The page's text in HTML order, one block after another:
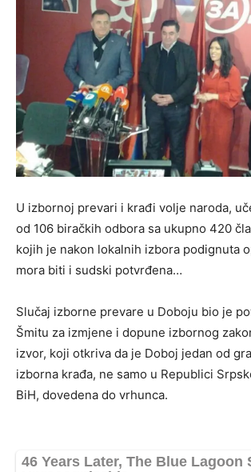
U izbornoj prevari i krađi volje naroda,
od 106 biračkih odbora sa ukupno 420
kojih je nakon lokalnih izbora podignuta
mora biti i sudski potvrđena…
Slučaj izborne prevare u Doboju bio je
Šmitu za izmjene i dopune izbornog
izvor, koji otkriva da je Doboj jedan od
izborna krađa, ne samo u Republici
BiH, dovedena do vrhunca.